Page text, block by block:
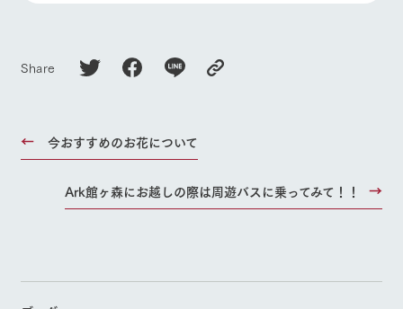
Share
今おすすめのお花について
Ark館ヶ森にお越しの際は周遊バスに乗ってみて！！